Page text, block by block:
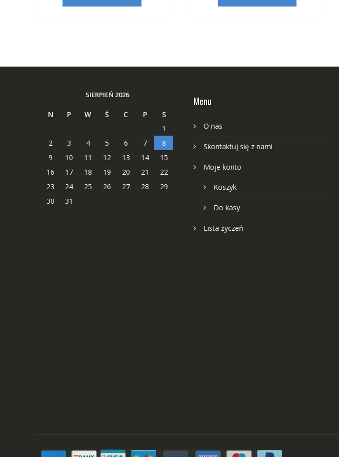
SIERPIEŃ 2026
N P W Ś C P
S
1
2
3 4 5 6 7
8
9
10 11 12 13 14
15
16
17 18 19 20 21
22
23
24 25 26 27 28
29
30
31
Menu
O nas
Skontaktuj się z nami
Moje konto
Koszyk
Do kasy
Lista życzeń